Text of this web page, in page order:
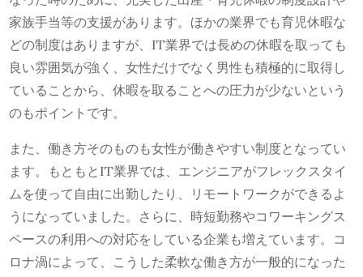
家族手当等の支援があります。ほかの業界でも育児休暇な
どの制度はありますが、IT業界では長めの休暇を取っても
良い雰囲気が強く、女性だけでなく男性も積極的に取得し
ていることから、休暇を取ることへの圧力が少ないという
のもポイントです。
また、働き方そのものも女性が働きやすい制度となってい
ます。もともとIT業界では、エンジニアがフレックスタイ
ムを使って自由に出勤したり、リモートワークができるよ
うになっていました。さらに、時短勤務やコワーキングス
ペースの利用への対応をしている企業も増えています。コ
ロナ渦によって、こうした柔軟な働き方が一般的になった